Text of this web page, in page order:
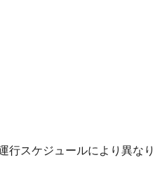
行スケジュールにより異な